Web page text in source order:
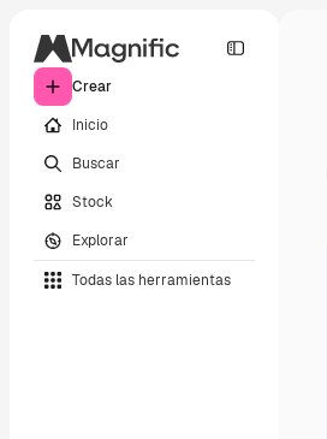
Crear
Inicio
Buscar
Stock
Explorar
Todas las herramientas